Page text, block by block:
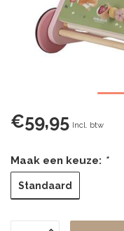
€59,95 Incl. btw
Maak een keuze: *
Standaard